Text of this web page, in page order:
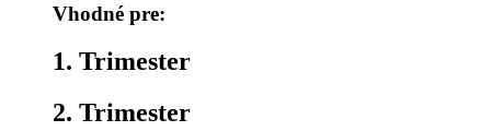
Vhodné pre:
1. Trimester
2. Trimester